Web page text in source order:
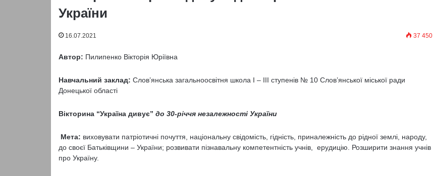
України
16.07.2021 37 450
Автор: Пилипенко Вікторія Юріївна
Навчальний заклад: Слов’янська загальноосвітня школа І – ІІІ ступенів № 10 Слов’янської міської ради
Донецької області
Вікторина “Україна дивує” до 30-річчя незалежності України
Мета: виховувати патріотичні почуття, національну свідомість, гідність, приналежність до рідної землі, народу,
до своєї Батьківщини – України; розвивати пізнавальну компетентність учнів, ерудицію. Розширити знання учнів
про Україну.